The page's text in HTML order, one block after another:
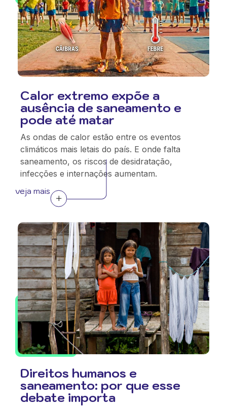
Calor extremo expõe a
ausência de saneamento e
pode até matar
As ondas de calor estão entre os eventos
climáticos mais letais do país. E onde falta
saneamento, os riscos de desidratação,
infecções e internações aumentam.
veja mais
Direitos humanos e
saneamento: por que esse
debate importa